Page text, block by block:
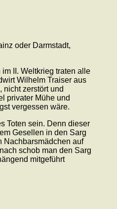
oder Darmstadt,
II. Weltkrieg traten alle
Wilhelm Traiser aus
zerstört und
privater Mühe und
vergessen wäre.
Toten sein. Denn dieser
Gesellen in den Sarg
Nachbarsmädchen auf
schob man den Sarg
mitgeführt